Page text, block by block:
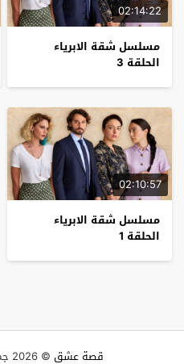
02:14:22
مسلسل شقة الابرياء
الحلقة 3
02:10:57
مسلسل شقة الابرياء
الحلقة 1
قصة عشق © 2026 جميع الحقوق محفوظة.